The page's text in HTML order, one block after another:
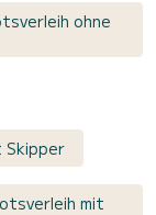
ohne
Skipper
mit